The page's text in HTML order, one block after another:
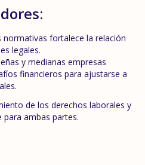
normativas fortalece la relación
legales.
y medianas empresas
financieros para ajustarse a
de los derechos laborales y
para ambas partes.